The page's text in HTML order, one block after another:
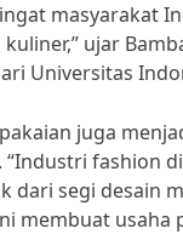
masyarakat
ujar
Universitas
juga
“Industri fashion
dari segi desain
membuat usaha